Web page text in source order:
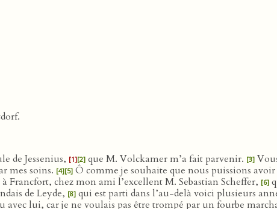
de Jessenius, [1][2] que M. Volckamer m’a fait parvenir. [3]
mes soins. [4][5] Ô comme je souhaite que nous puissions
chez mon ami l’excellent M. Sebastian Scheffer, [6]
de Leyde, [8] qui est parti dans l’au-delà voici plusieurs
avec lui, car je ne voulais pas être trompé par un fourbe